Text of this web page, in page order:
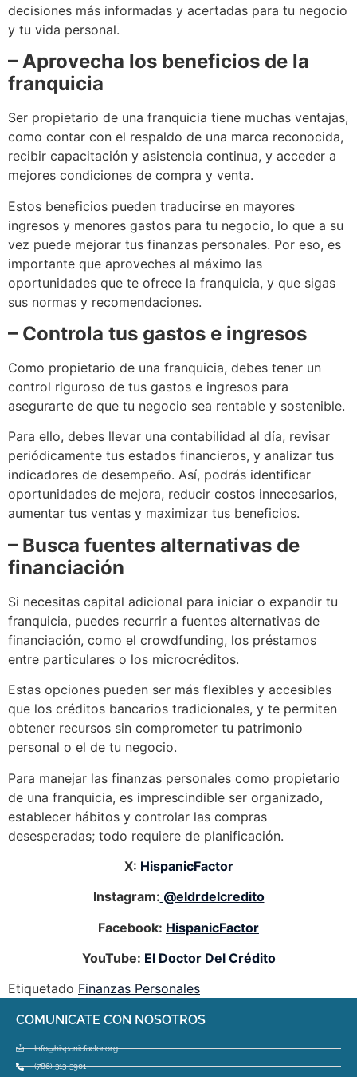
decisiones más informadas y acertadas para tu negocio
y tu vida personal.
– Aprovecha los beneficios de la
franquicia
Ser propietario de una franquicia tiene muchas ventajas,
como contar con el respaldo de una marca reconocida,
recibir capacitación y asistencia continua, y acceder a
mejores condiciones de compra y venta.
Estos beneficios pueden traducirse en mayores
ingresos y menores gastos para tu negocio, lo que a su
vez puede mejorar tus finanzas personales. Por eso, es
importante que aproveches al máximo las
oportunidades que te ofrece la franquicia, y que sigas
sus normas y recomendaciones.
– Controla tus gastos e ingresos
Como propietario de una franquicia, debes tener un
control riguroso de tus gastos e ingresos para
asegurarte de que tu negocio sea rentable y sostenible.
Para ello, debes llevar una contabilidad al día, revisar
periódicamente tus estados financieros, y analizar tus
indicadores de desempeño. Así, podrás identificar
oportunidades de mejora, reducir costos innecesarios,
aumentar tus ventas y maximizar tus beneficios.
– Busca fuentes alternativas de
financiación
Si necesitas capital adicional para iniciar o expandir tu
franquicia, puedes recurrir a fuentes alternativas de
financiación, como el crowdfunding, los préstamos
entre particulares o los microcréditos.
Estas opciones pueden ser más flexibles y accesibles
que los créditos bancarios tradicionales, y te permiten
obtener recursos sin comprometer tu patrimonio
personal o el de tu negocio.
Para manejar las finanzas personales como propietario
de una franquicia, es imprescindible ser organizado,
establecer hábitos y controlar las compras
desesperadas; todo requiere de planificación.
X: HispanicFactor
Instagram: @eldrdelcredito
Facebook: HispanicFactor
YouTube: El Doctor Del Crédito
Etiquetado Finanzas Personales
COMUNICATE CON NOSOTROS
Info@hispanicfactor.org
(786) 313-3901